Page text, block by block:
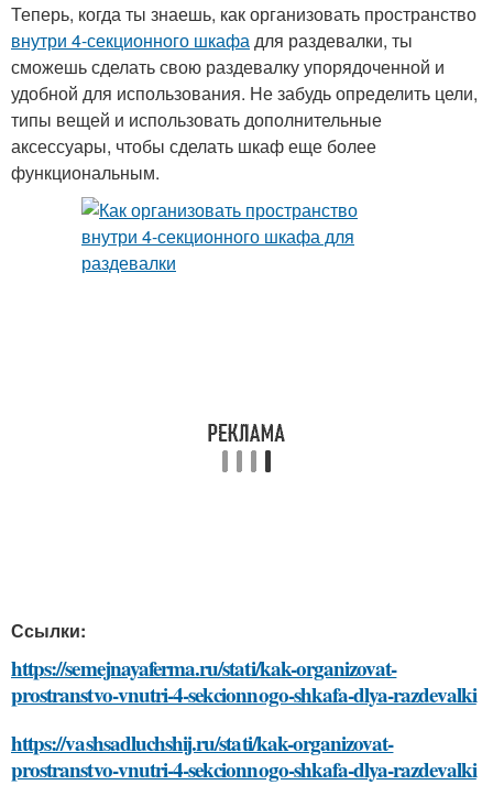
Теперь, когда ты знаешь, как организовать пространство
внутри 4-секционного шкафадля раздевалки, ты
сможешь сделать свою раздевалку упорядоченной и
удобной для использования. Не забудь определить цели,
типы вещей и использовать дополнительные
аксессуары, чтобы сделать шкаф еще более
функциональным.
Ссылки:
https://semejnayaferma.ru/stati/kak-organizovat-
prostranstvo-vnutri-4-sekcionnogo-shkafa-dlya-razdevalki
https://vashsadluchshij.ru/stati/kak-organizovat-
prostranstvo-vnutri-4-sekcionnogo-shkafa-dlya-razdevalki